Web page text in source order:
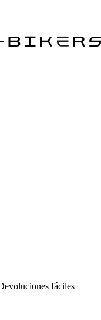
fáciles